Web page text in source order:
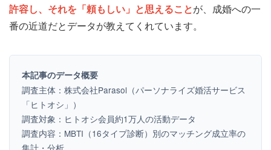
許容し、それを「頼もしい」と思えることが、成婚への一
番の近道だとデータが教えてくれています。
本記事のデータ概要
調査主体：株式会社Parasol（パーソナライズ婚活サービス
「ヒトオシ」）
調査対象：ヒトオシ会員約1万人の活動データ
調査内容：MBTI（16タイプ診断）別のマッチング成立率の